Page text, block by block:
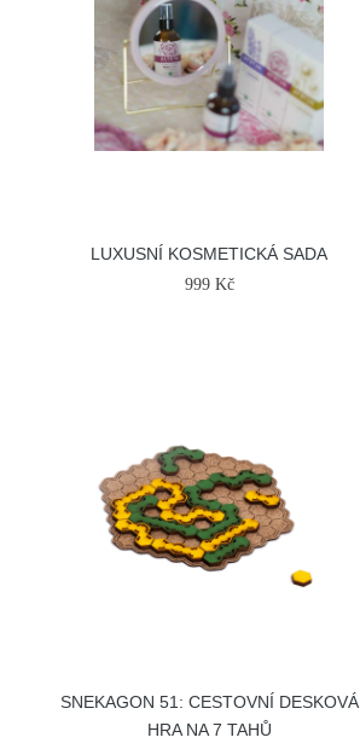
LUXUSNÍ KOSMETICKÁ SADA
999 Kč
SNEKAGON 51: CESTOVNÍ DESKOVÁ
HRA NA 7 TAHŮ